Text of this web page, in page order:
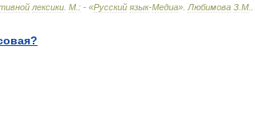
лексики М : - «Русский язык-Медиа» Любимова З М